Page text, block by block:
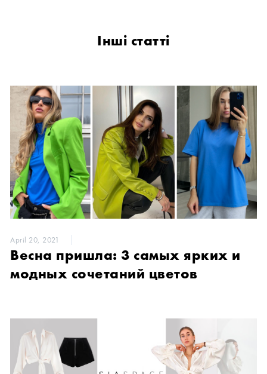
Інші статті
April 20, 2021
Весна пришла: 3 самых ярких и
модных сочетаний цветов